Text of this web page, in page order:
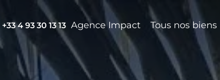
+33 4 93 30 13 13 Agence Impact Tous nos biens